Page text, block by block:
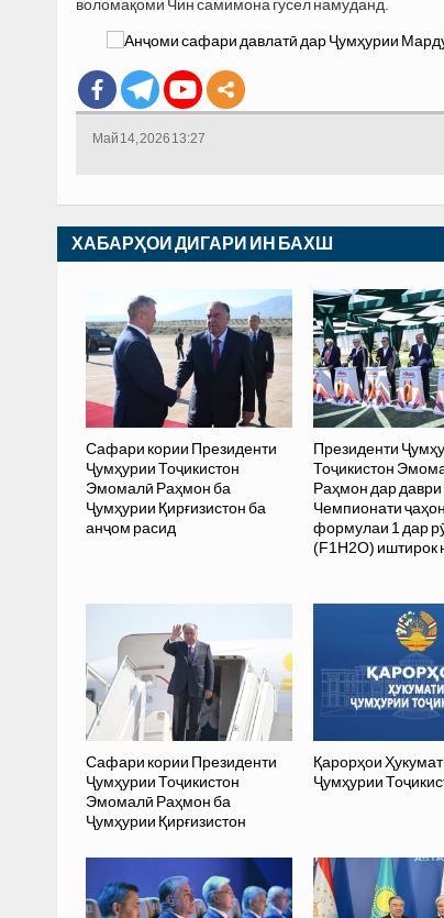
воломақоми Чин самимона гусел намуданд.
Май 14, 2026 13:27
ХАБАРҲОИ ДИГАРИ ИН БАХШ
Сафари кории Президенти
Ҷумҳурии Тоҷикистон
Эмомалӣ Раҳмон ба
Ҷумҳурии Қирғизистон ба
анҷом расид
Президенти
Тоҷикистон
Раҳмон дар даври
Чемпионати
формулаи 1 дар
(F1H2O) иштирок
Сафари кории Президенти
Ҷумҳурии Тоҷикистон
Эмомалӣ Раҳмон ба
Ҷумҳурии Қирғизистон
Қарорҳои
Ҷумҳурии